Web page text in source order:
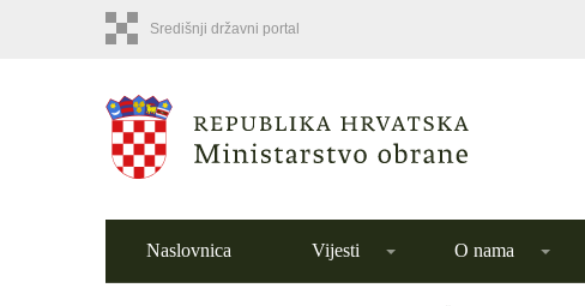
Središnji državni portal
Naslovnica Vijesti O nama